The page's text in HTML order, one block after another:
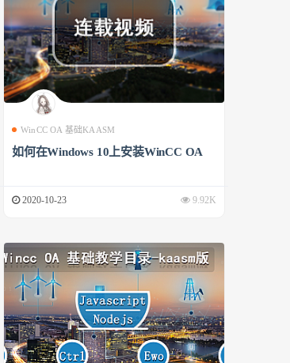
WinCC OA 基础KAASM
如何在Windows 10上安装WinCC OA
2020-10-23 9.92K